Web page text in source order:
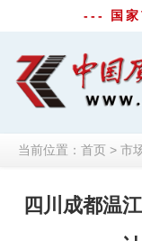
--- 国家
当前位置： 首页 > 市
四川成都温